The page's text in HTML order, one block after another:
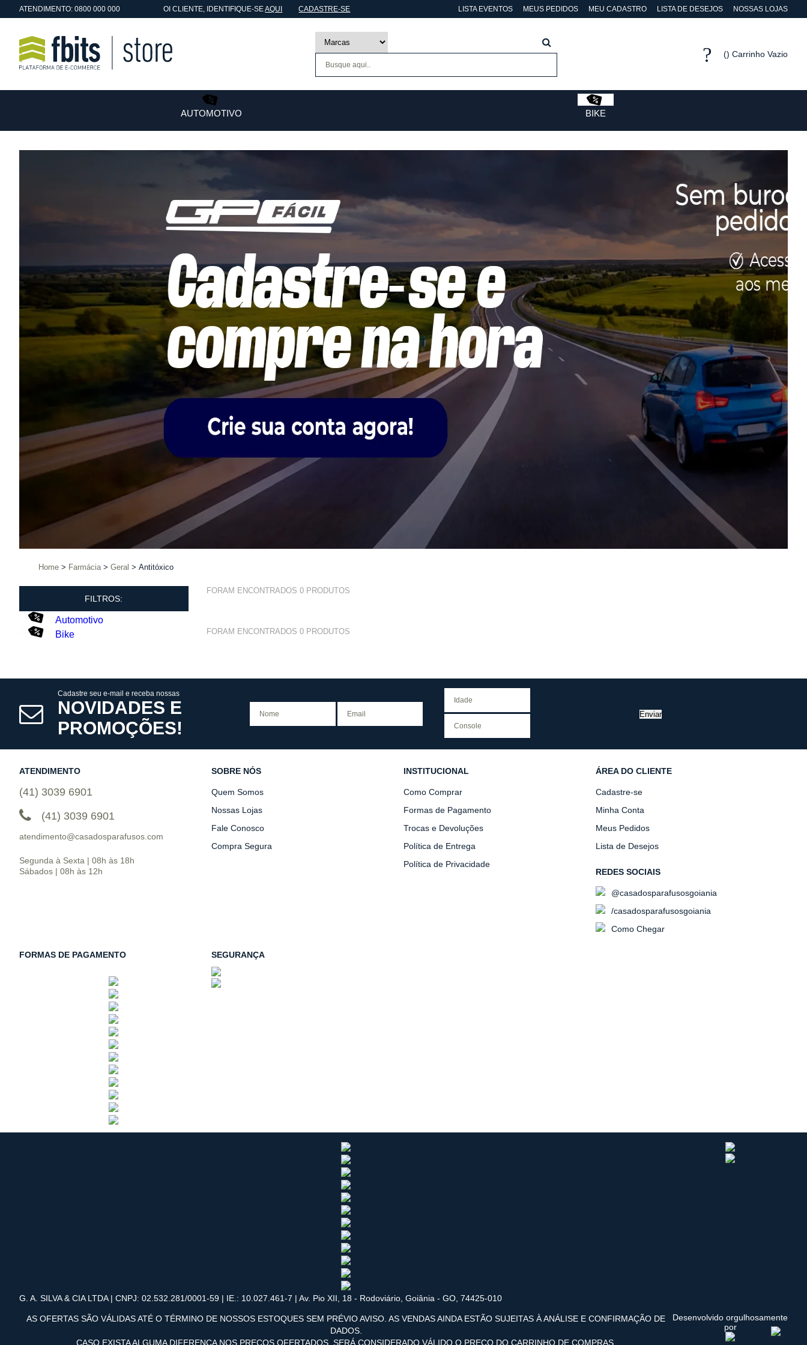
ATENDIMENTO: 0800 000 000 OICLIENTE, IDENTIFIQUE-SEAQUI CADASTRE-SE LISTA EVENTOS MEUS PEDIDOS MEU CADASTRO LISTA DE DESEJOS NOSSAS LOJAS
Carrinho Vazio
AUTOMOTIVO BIKE
Home Farmácia Geral Antitóxico
FILTROS:
Automotivo
Bike
FORAM ENCONTRADOS 0PRODUTOS
FORAM ENCONTRADOS 0PRODUTOS
Cadastre seu e-mail e receba nossas
NOVIDADES E
PROMOÇÕES!
Enviar
ATENDIMENTO
(41) 3039 6901
(41) 3039 6901
atendimento@casadosparafusos.com
Segunda à Sexta | 08h às 18h
Sábados | 08h às 12h
SOBRE NÓS
Quem Somos
Nossas Lojas
Fale Conosco
Compra Segura
INSTITUCIONAL
Como Comprar
Formas de Pagamento
Trocas e Devoluções
Política de Entrega
Política de Privacidade
ÁREA DO CLIENTE
Cadastre-se
Minha Conta
Meus Pedidos
Lista de Desejos
REDES SOCIAIS
@casadosparafusosgoiania
/casadosparafusosgoiania
Como Chegar
FORMAS DE PAGAMENTO SEGURANÇA
G. A. SILVA & CIA LTDA | CNPJ: 02.532.281/0001-59 | IE.: 10.027.461-7 | Av. Pio XII, 18 - Rodoviário, Goiânia - GO, 74425-010
AS OFERTAS SÃO VÁLIDAS ATÉ O TÉRMINO DE NOSSOS ESTOQUES SEM PRÉVIO AVISO. AS VENDAS AINDA ESTÃO SUJEITAS À ANÁLISE E CONFIRMAÇÃO DE
DADOS.
CASO EXISTA ALGUMA DIFERENÇA NOS PREÇOS OFERTADOS, SERÁ CONSIDERADO VÁLIDO O PREÇO DO CARRINHO DE COMPRAS.
Desenvolvido orgulhosamente
por